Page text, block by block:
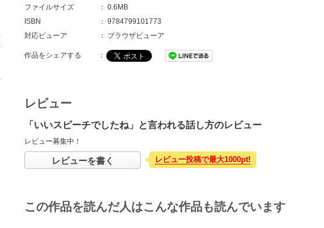
ファイルサイズ
： 0.6MB
ISBN
： 9784799101773
対応ビューア
： ブラウザビューア
作品をシェアする ：
レビュー
「いいスピーチでしたね」と言われる話し方のレビュー
レビュー募集中！
レビューを書く レビュー投稿で最大1000pt!
この作品を読んだ人はこんな作品も読んでいます